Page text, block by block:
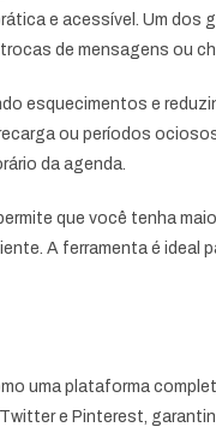
e acessível. Um
de mensagens ou
esquecimentos e
ou períodos
da agenda.
que você tenha
A ferramenta é
uma plataforma
e Pinterest,